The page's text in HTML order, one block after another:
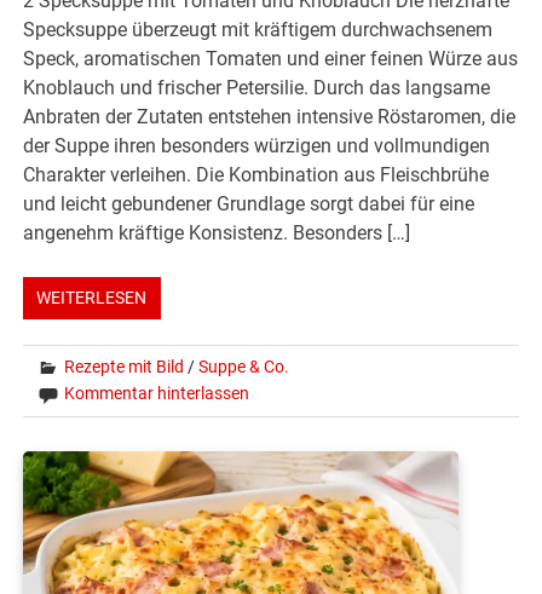
Specksuppe überzeugt mit kräftigem durchwachsenem
Speck, aromatischen Tomaten und einer feinen Würze aus
Knoblauch und frischer Petersilie. Durch das langsame
Anbraten der Zutaten entstehen intensive Röstaromen, die
der Suppe ihren besonders würzigen und vollmundigen
Charakter verleihen. Die Kombination aus Fleischbrühe
und leicht gebundener Grundlage sorgt dabei für eine
angenehm kräftige Konsistenz. Besonders […]
WEITERLESEN
Rezepte mit Bild /Suppe & Co.
Kommentar hinterlassen